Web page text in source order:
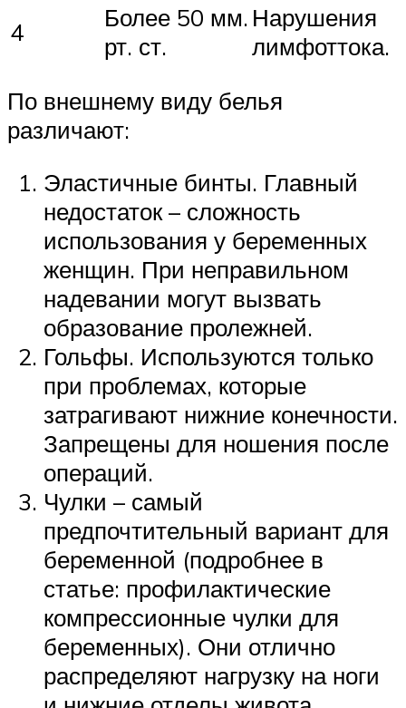
4
Более 50 мм.
рт. ст.
Нарушения
лимфоттока.
По внешнему виду белья
различают:
Эластичные бинты. Главный
недостаток – сложность
использования у беременных
женщин. При неправильном
надевании могут вызвать
образование пролежней.
Гольфы. Используются только
при проблемах, которые
затрагивают нижние конечности.
Запрещены для ношения после
операций.
Чулки – самый
предпочтительный вариант для
беременной (подробнее в
статье: профилактические
компрессионные чулки для
беременных). Они отлично
распределяют нагрузку на ноги